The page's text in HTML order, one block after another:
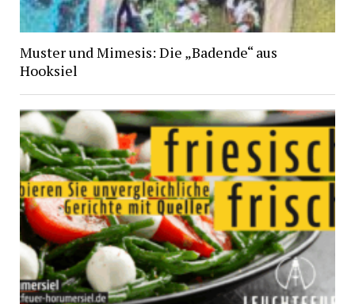
Muster und Mimesis: Die „Badende“ aus
Hooksiel